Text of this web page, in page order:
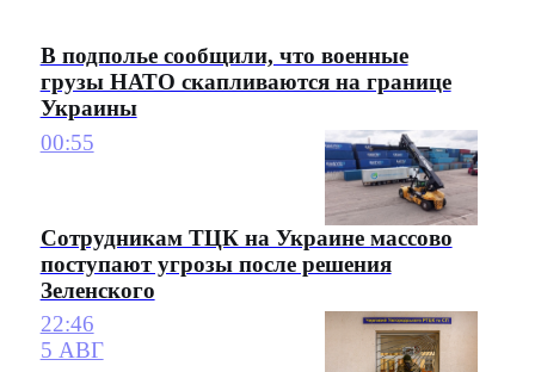
В подполье сообщили, что военные
грузы НАТО скапливаются на границе
Украины
00:55
Сотрудникам ТЦК на Украине массово
поступают угрозы после решения
Зеленского
22:46
5 АВГ